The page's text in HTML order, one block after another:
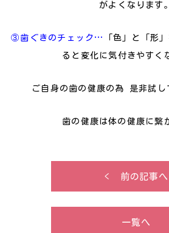
がよくなります。
③歯ぐきのチェック… 「色」と「形
ると変化に気付きやすく
ご自身の歯の健康の為 是非試し
歯の健康は体の健康に繋
< 前の記事へ
一覧へ